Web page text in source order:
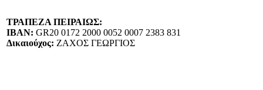
ΤΡΑΠΕΖΑ ΠΕΙΡΑΙΩΣ:
IBAN: GR20 0172 2000 0052 0007 2383 831
Δικαιούχος: ΖΑΧΟΣ ΓΕΩΡΓΙΟΣ